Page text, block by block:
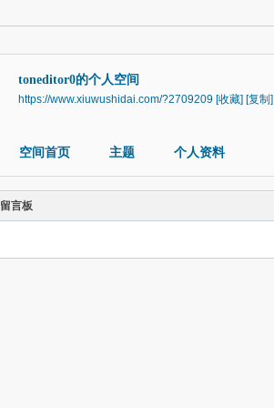
toneditor0的个人空间
https://www.xiuwushidai.com/?2709209 [收藏] [复制]
空间首页 主题 个人资料
留言板